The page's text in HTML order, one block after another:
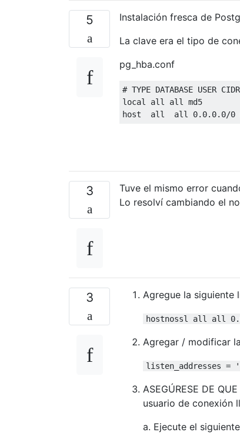
5
Instalación fresca de
La clave era el tipo de
pg_hba.conf
# TYPE DATABASE USER
local all all
md5
host all all 0.0.0.0/0
3
Tuve el mismo error
Lo resolví cambiando el
3 Agregue la siguiente
hostnossl all all
Agregar / modificar
listen_addresses =
ASEGÚRESE DE
usuario de conexión
a. Ejecute el siguiente